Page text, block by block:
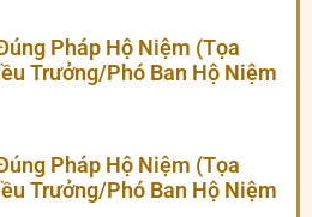
Pháp Hộ Niệm (Tọa
Trưởng/Phó Ban Hộ Niệm
Pháp Hộ Niệm (Tọa
Trưởng/Phó Ban Hộ Niệm